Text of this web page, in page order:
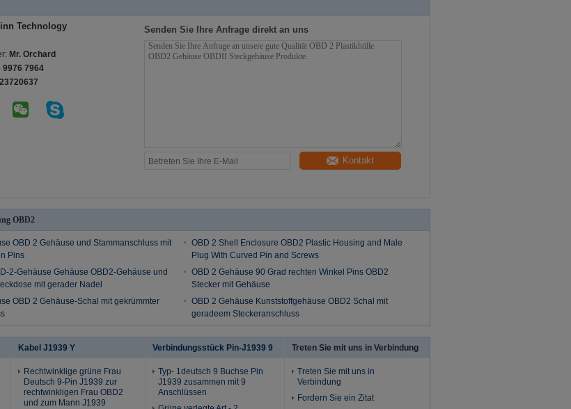
Technology
Mr. Orchard
9976 7964
Senden Sie Ihre Anfrage direkt an uns
Kontakt
OBD2
OBD 2 Gehäuse und Stammanschluss mit
Pins
OBD 2 Shell Enclosure OBD2 Plastic Housing and Male
Plug With Curved Pin and Screws
2-Gehäuse Gehäuse OBD2-Gehäuse und
mit gerader Nadel
OBD 2 Gehäuse 90 Grad rechten Winkel Pins OBD2
Stecker mit Gehäuse
OBD 2 Gehäuse-Schal mit gekrümmter
OBD 2 Gehäuse Kunststoffgehäuse OBD2 Schal mit
geradeem Steckeranschluss
Kabel J1939 Y
Rechtwinklige grüne Frau
Deutsch 9-Pin J1939 zur
rechtwinkligen Frau OBD2
und zum Mann J1939
Verbindungsstück Pin-J1939 9
Typ- 1deutsch 9 Buchse Pin
J1939 zusammen mit 9
Anschlüssen
Treten Sie mit uns in Verbindung
Treten Sie mit uns in
Verbindung
Fordern Sie ein Zitat